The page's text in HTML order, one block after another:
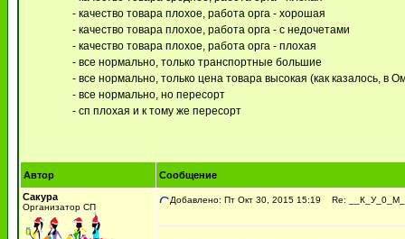
- качество товара плохое, работа орга - хорошая
- качество товара плохое, работа орга - с недочетами
- качество товара плохое, работа орга - плохая
- все нормально, только транспортные большие
- все нормально, только цена товара высокая (как казалось, в
- все нормально, но пересорт
- сп плохая и к тому же пересорт
Автор
Сообщение
Сакура
Организатор СП
Добавлено: Пт Окт 30, 2015 15:19 Re: